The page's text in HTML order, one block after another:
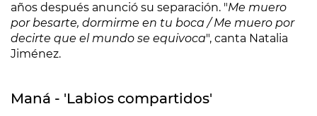
años después anunció su separación. "Me muero
por besarte, dormirme en tu boca / Me muero por
decirte que el mundo se equivoca", canta Natalia
Jiménez.
Maná - 'Labios compartidos'